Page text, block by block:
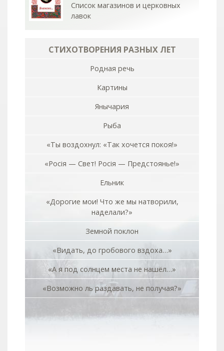
Список магазинов и церковных
лавок
СТИХОТВОРЕНИЯ РАЗНЫХ ЛЕТ
Родная речь
Картины
Янычария
Рыба
«Ты воздохнул: «Так хочется покоя!»
«Росiя — Свет! Росiя — Предстоянье!»
Ельник
«Дорогие мои! Что же мы натворили,
наделали?»
Земной поклон
«Видать, до гробового вздоха…»
«А я под солнцем места не нашёл…»
«Возможно ль раздавать, не получая?»